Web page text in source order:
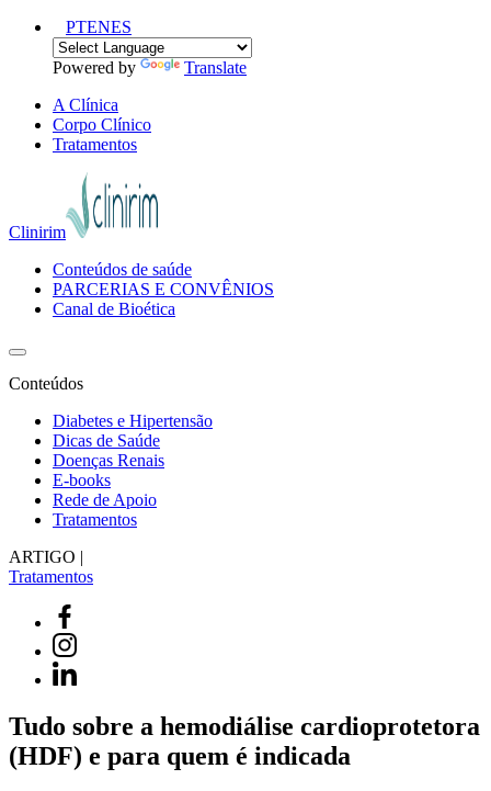
PTENES
Powered by
Translate
A Clínica
Corpo Clínico
Tratamentos
Clinirim
Conteúdos de saúde
PARCERIAS E CONVÊNIOS
Canal de Bioética
Conteúdos
Diabetes e Hipertensão
Dicas de Saúde
Doenças Renais
E-books
Rede de Apoio
Tratamentos
ARTIGO |
Tratamentos
Tudo sobre a hemodiálise cardioprotetora
(HDF) e para quem é indicada